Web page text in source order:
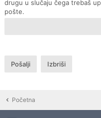
drugu u slučaju čega trebaš
pošte.
Početna